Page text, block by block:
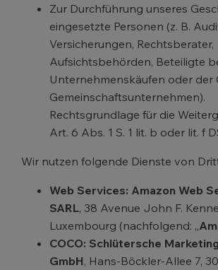
Zur Durchführung unseres
eingesetzte Personen (z. B.
Versicherungen, Rechtsberater,
Aufsichtsbehörden, Beteiligte
Unternehmenskäufen oder der
Gemeinschaftsunternehmen).
Rechtsgrundlage für die
Art. 6 Abs. 1 S. 1 lit. b oder lit. f
Wir nutzen folgende Dienste von
Web Services: Amazon Web
SARL, 38 Avenue John F.
Luxembourg (nachfolgend: „
COCO: Schlütersche
GmbH, Hans-Böckler-Allee 7,